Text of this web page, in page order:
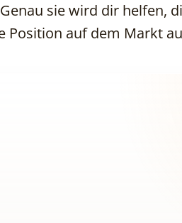
sie wird dir helfen,
Position auf dem Markt